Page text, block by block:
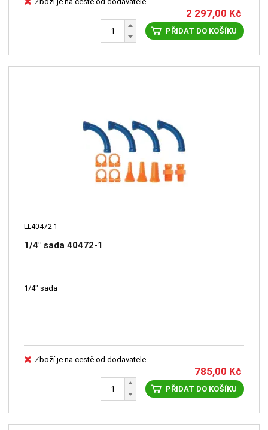
2 297,00 Kč
PŘIDAT DO KOŠÍKU
LL40472-1
1/4" sada 40472-1
1/4" sada
Zboží je na cestě od dodavatele
785,00 Kč
PŘIDAT DO KOŠÍKU